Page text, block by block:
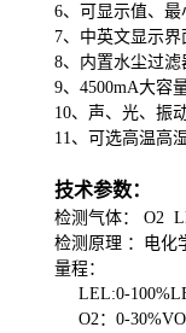
6、
可显示值、
7、 中英文显示界
8、内置水尘过
9、4500mA大容
10、 声、光、振
11、
可选高温高
技术参数：
检测气体：
O2
检测原理 ： 电化
量程：
LEL:0-
O2：0-